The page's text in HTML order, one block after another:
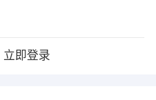
立即登录